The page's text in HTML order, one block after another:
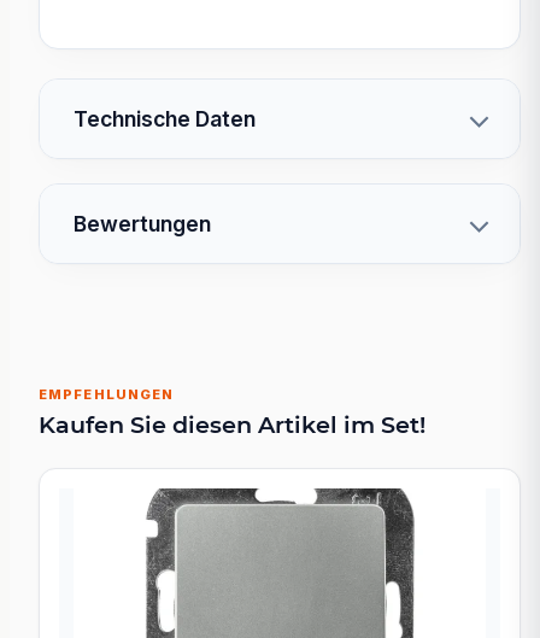
Technische Daten
Bewertungen
EMPFEHLUNGEN
Kaufen Sie diesen Artikel im Set!